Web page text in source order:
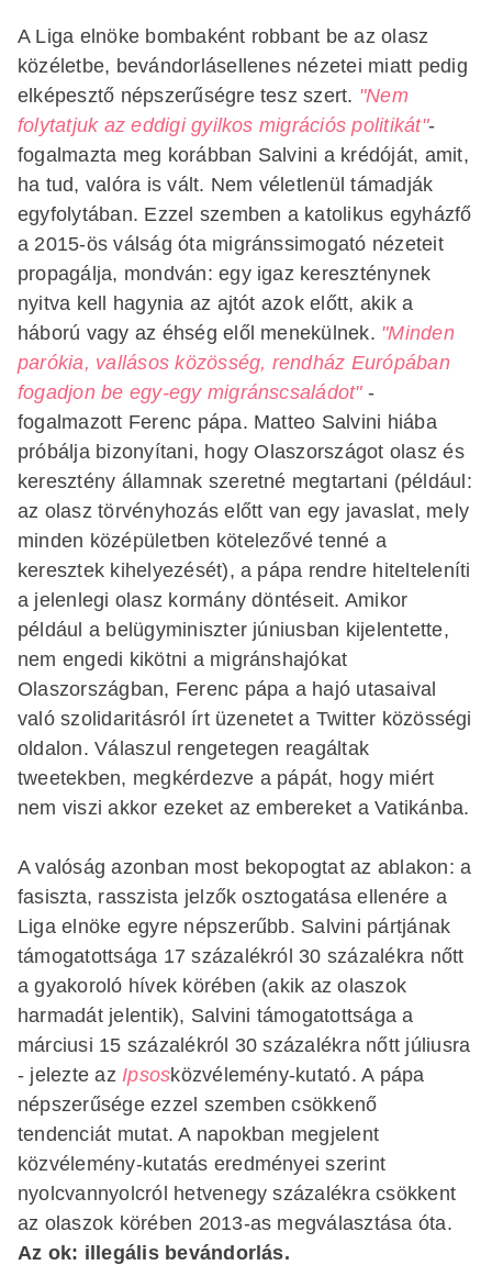
A Liga elnöke bombaként robbant be az olasz
közéletbe, bevándorlásellenes nézetei miatt pedig
elképesztő népszerűségre tesz szert. "Nem
folytatjuk az eddigi gyilkos migrációs politikát"-
fogalmazta meg korábban Salvini a krédóját, amit,
ha tud, valóra is vált. Nem véletlenül támadják
egyfolytában. Ezzel szemben a katolikus egyházfő
a 2015-ös válság óta migránssimogató nézeteit
propagálja, mondván: egy igaz kereszténynek
nyitva kell hagynia az ajtót azok előtt, akik a
háború vagy az éhség elől menekülnek. "Minden
parókia, vallásos közösség, rendház Európában
fogadjon be egy-egy migránscsaládot"-
fogalmazott Ferenc pápa. Matteo Salvini hiába
próbálja bizonyítani, hogy Olaszországot olasz és
keresztény államnak szeretné megtartani (például:
az olasz törvényhozás előtt van egy javaslat, mely
minden középületben kötelezővé tenné a
keresztek kihelyezését), a pápa rendre hitelteleníti
a jelenlegi olasz kormány döntéseit. Amikor
például a belügyminiszter jú­niusban kijelentette,
nem engedi kikötni a migránshajókat
Olaszországban, Ferenc pápa a hajó utasaival
való szolidaritásról írt üzenetet a Twitter közösségi
oldalon. Válaszul rengetegen reagáltak
tweetekben, megkérdezve a pápát, hogy miért
nem viszi akkor ezeket az embereket a Vatikánba.
A valóság azonban most bekopogtat az ablakon: a
fasiszta, rasszista jelzők osztogatása ellenére a
Liga elnöke egyre népszerűbb. Salvini pártjának
támogatottsága 17 százalékról 30 százalékra nőtt
a gyakoroló hívek körében (akik az olaszok
harmadát jelentik), Salvini támogatottsága a
márciusi 15 százalékról 30 százalékra nőtt júliusra
- jelezte az Ipsosközvélemény-kutató. A pápa
népszerűsége ezzel szemben csökkenő
tendenciát mutat. A napokban megjelent
közvélemény-kutatás eredményei szerint
nyolcvannyolcról hetvenegy százalékra csökkent
az olaszok körében 2013-as megválasztása óta.
Az ok: illegális bevándorlás.